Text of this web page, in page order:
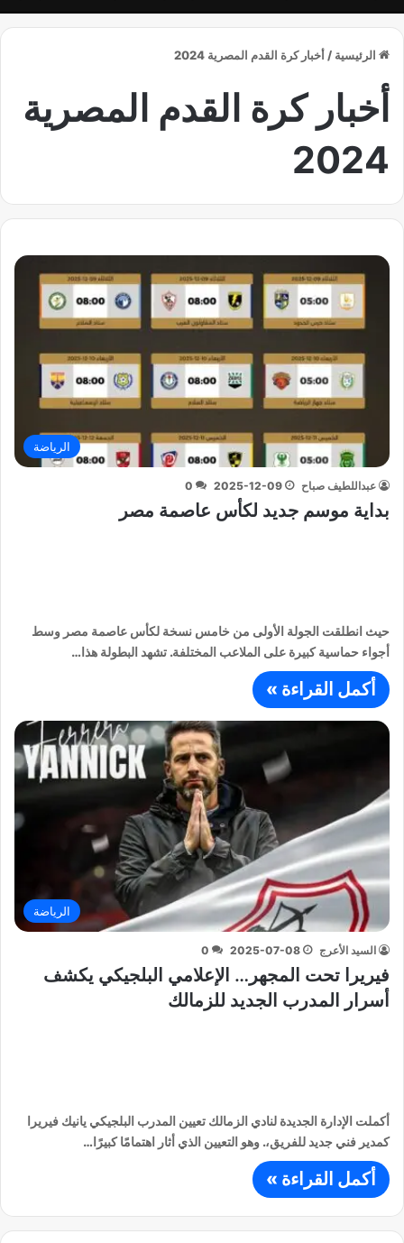
الرئيسية / أخبار كرة القدم المصرية 2024
أخبار كرة القدم المصرية
2024
الرياضة
عبداللطيف صباح 2025-12-09
0
بداية موسم جديد لكأس عاصمة مصر
حيث انطلقت الجولة الأولى من خامس نسخة لكأس عاصمة مصر وسط
أجواء حماسية كبيرة على الملاعب المختلفة. تشهد البطولة هذا…
أكمل القراءة »
الرياضة
السيد الأعرج 2025-07-08
0
فيريرا تحت المجهر… الإعلامي البلجيكي يكشف
أسرار المدرب الجديد للزمالك
أكملت الإدارة الجديدة لنادي الزمالك تعيين المدرب البلجيكي يانيك فيريرا
كمدير فني جديد للفريق،. وهو التعيين الذي أثار اهتمامًا كبيرًا…
أكمل القراءة »